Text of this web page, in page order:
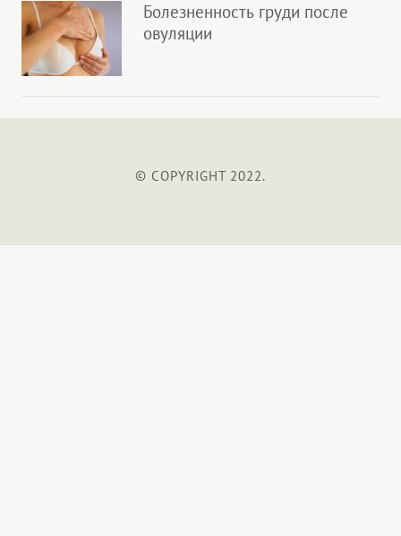
Болезненность груди после
овуляции
© COPYRIGHT 2022.